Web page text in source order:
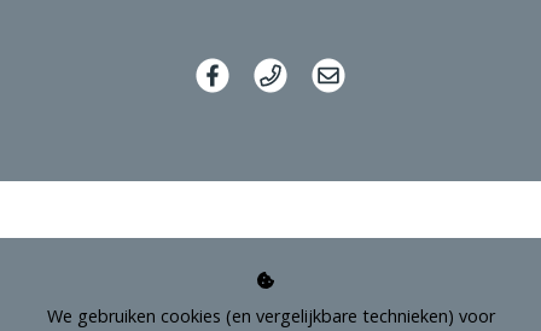
We gebruiken cookies (en vergelijkbare technieken) voor